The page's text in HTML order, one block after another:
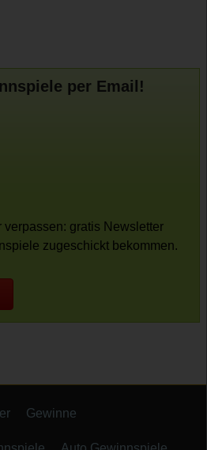
per Email!
verpassen: gratis Newsletter
zugeschickt bekommen.
Gewinne